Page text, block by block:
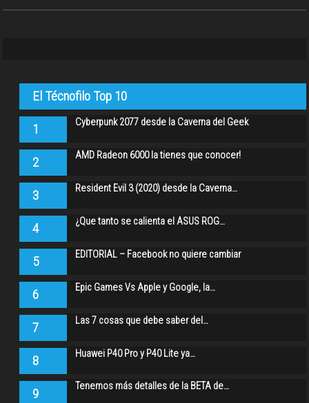
El Técnofilo Top 10
1 Cyberpunk 2077 desde la Caverna del Geek
2 AMD Radeon 6000 la tienes que conocer!
3 Resident Evil 3 (2020) desde la Caverna…
4 ¿Que tanto se calienta el ASUS ROG…
5 EDITORIAL – Facebook no quiere cambiar
6 Epic Games Vs Apple y Google, la…
7 Las 7 cosas que debe saber del…
8 Huawei P40 Pro y P40 Lite ya…
9 Tenemos más detalles de la BETA de…